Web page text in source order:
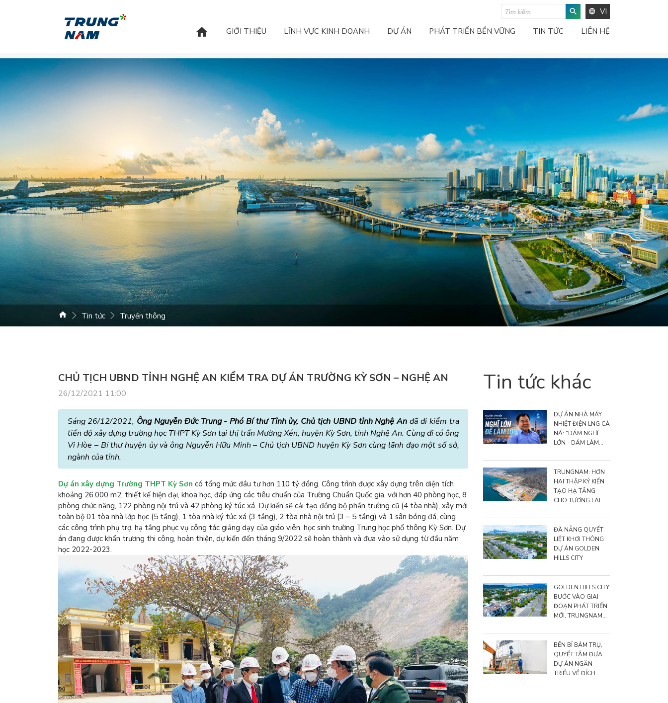
VI
GIỚI THIỆU
LĨNH VỰC KINH DOANH DỰ ÁN PHÁT TRIỂN BỀN VỮNG TIN TỨC LIÊN HỆ
Tin tức Truyền thông
CHỦ TỊCH UBND TỈNH NGHỆ AN KIỂM TRA DỰ ÁN TRƯỜNG KỲ SƠN – NGHỆ AN
26/12/2021 11:00
Sáng 26/12/2021, Ông Nguyễn Đức Trung - Phó Bí thư Tỉnh ủy, Chủ tịch UBND tỉnh Nghệ An đã đi kiểm tra
tiến độ xây dựng trường học THPT Kỳ Sơn tại thị trấn Mường Xén, huyện Kỳ Sơn, tỉnh Nghệ An. Cùng đi có ông
Vi Hòe – Bí thư huyện ủy và ông Nguyễn Hữu Minh – Chủ tịch UBND huyện Kỳ Sơn cùng lãnh đạo một số sở,
ngành của tỉnh.
Dự án xây dựng Trường THPT Kỳ Sơn có tổng mức đầu tư hơn 110 tỷ đồng. Công trình được xây dựng trên diện tích
khoảng 26.000 m2, thiết kế hiện đại, khoa học, đáp ứng các tiêu chuẩn của Trường Chuẩn Quốc gia, với hơn 40 phòng học, 8
phòng chức năng, 122 phòng nội trú và 42 phòng ký túc xá. Dự kiến sẽ cải tạo đồng bộ phần trường cũ (4 tòa nhà), xây mới
toàn bộ 01 tòa nhà lớp học (5 tầng), 1 tòa nhà ký túc xá (3 tầng), 2 tòa nhà nội trú (3 – 5 tầng) và 1 sân bóng đá, cùng
các công trình phụ trợ, hạ tầng phục vụ công tác giảng dạy của giáo viên, học sinh trường Trung học phổ thông Kỳ Sơn. Dự
án đang được khẩn trương thi công, hoàn thiện, dự kiến đến tháng 9/2022 sẽ hoàn thành và đưa vào sử dụng từ đầu năm
học 2022-2023.
Tin tức khác
DỰ ÁN NHÀ MÁY
NHIỆT ĐIỆN LNG CÀ
NÁ: "DÁM NGHĨ
LỚN - DÁM LÀM
TRUNGNAM: HƠN
HAI THẬP KỶ KIẾN
TẠO HẠ TẦNG
CHO TƯƠNG LAI
ĐÀ NẴNG QUYẾT
LIỆT KHƠI THÔNG
DỰ ÁN GOLDEN
HILLS CITY
GOLDEN HILLS CITY
BƯỚC VÀO GIAI
ĐOẠN PHÁT TRIỂN
MỚI, TRUNGNAM
ĐẦU TƯ LÊN GẦN
15.500 TỶ ĐỒNG
BỀN BỈ BÁM TRỤ,
QUYẾT TÂM ĐƯA
DỰ ÁN NGĂN
TRIỀU VỀ ĐÍCH